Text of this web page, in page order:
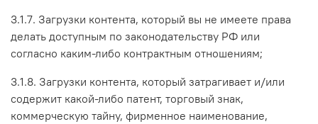
3.1.7. Загрузки контента, который вы не имеете права
делать доступным по законодательству РФ или
согласно каким-либо контрактным отношениям;
3.1.8. Загрузки контента, который затрагивает и/или
содержит какой-либо патент, торговый знак,
коммерческую тайну, фирменное наименование,